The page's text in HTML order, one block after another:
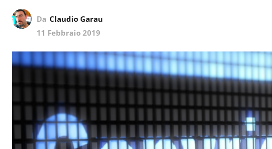
Da Claudio Garau
11 Febbraio 2019